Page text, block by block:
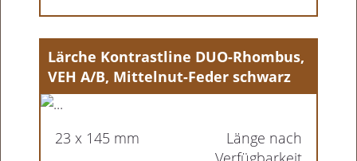
Lärche Kontrastline DUO-Rhombus,
VEH A/B, Mittelnut-Feder schwarz
23 x 145 mm
Länge nach